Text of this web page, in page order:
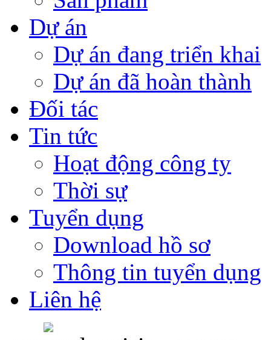
Dự án
Dự án đang triển khai
Dự án đã hoàn thành
Đối tác
Tin tức
Hoạt động công ty
Thời sự
Tuyển dụng
Download hồ sơ
Thông tin tuyển dụng
Liên hệ